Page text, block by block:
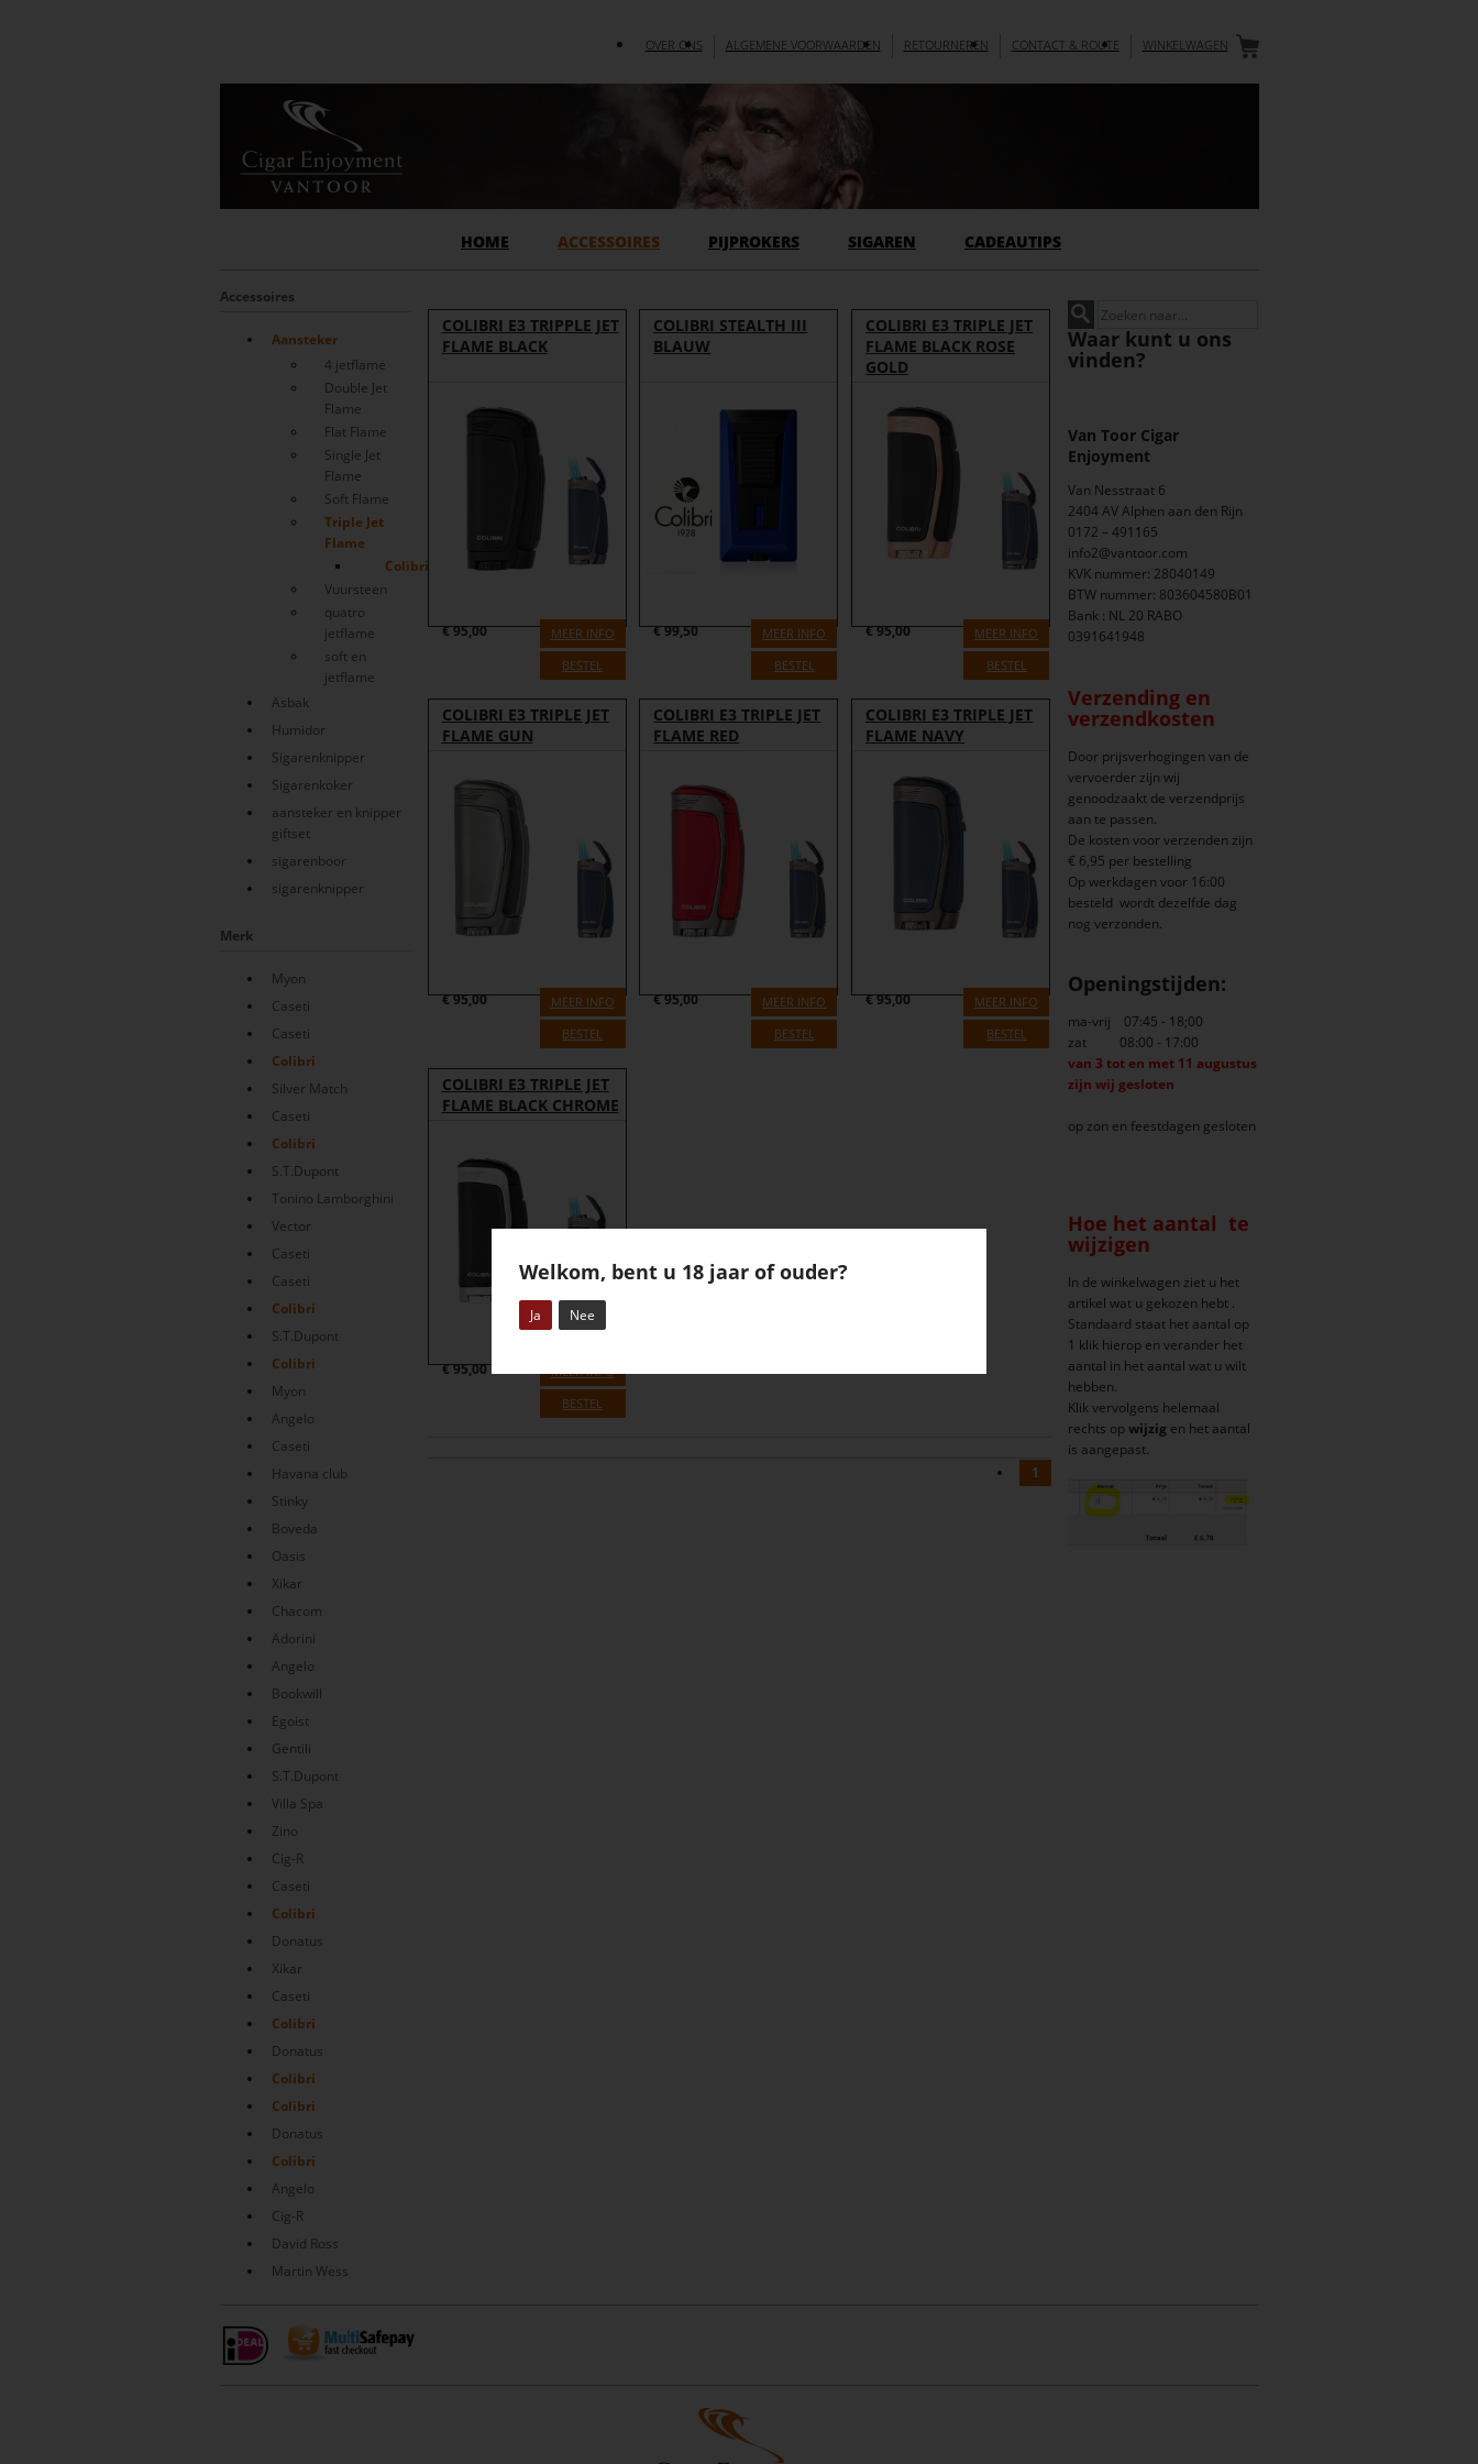
OVER ONS ALGEMENE VOORWAARDEN RETOURNEREN CONTACT & ROUTE WINKELWAGEN
HOME ACCESSOIRES PIJPROKERS SIGAREN CADEAUTIPS
Accessoires
Aansteker
4 jetflame
Double Jet
Flame
Flat Flame
Single Jet
Flame
Soft Flame
Triple Jet
Flame
Colibri
Vuursteen
quatro
jetflame
soft en
jetflame
Asbak
Humidor
Sigarenknipper
Sigarenkoker
aansteker en knipper
giftset
sigarenboor
sigarenknipper
Merk
Myon
Caseti
Caseti
Colibri
Silver Match
Caseti
Colibri
S.T.Dupont
Tonino Lamborghini
Vector
Caseti
Caseti
Colibri
S.T.Dupont
Colibri
Myon
Angelo
Caseti
Havana club
Stinky
Boveda
Oasis
Xikar
Chacom
Adorini
Angelo
Bookwill
Egoist
Gentili
S.T.Dupont
Villa Spa
Zino
Cig-R
Caseti
Colibri
Donatus
Xikar
Caseti
Colibri
Donatus
Colibri
Colibri
Donatus
Colibri
Angelo
Cig-R
David Ross
Martin Wess
COLIBRI E3 TRIPPLE JET
FLAME BLACK
€95,00
MEER INFO
BESTEL
COLIBRI STEALTH III
BLAUW
€99,50
MEER INFO
BESTEL
COLIBRI E3 TRIPLE JET
FLAME BLACK ROSE
GOLD
€95,00
MEER INFO
BESTEL
COLIBRI E3 TRIPLE JET
FLAME GUN
€95,00
MEER INFO
BESTEL
COLIBRI E3 TRIPLE JET
FLAME RED
€95,00
MEER INFO
BESTEL
COLIBRI E3 TRIPLE JET
FLAME NAVY
€95,00
MEER INFO
BESTEL
COLIBRI E3 TRIPLE JET
FLAME BLACK CHROME
€95,00
MEER INFO
BESTEL
1
Waar kunt u ons
vinden?
Van Toor Cigar
Enjoyment
Van Nesstraat 6
2404 AV Alphen aan den Rijn
0172 – 491165
info2@vantoor.com
KVK nummer: 28040149
BTW nummer: 803604580B01
Bank : NL 20 RABO
0391641948
Verzending en
verzendkosten
Door prijsverhogingen van de
vervoerder zijn wij
genoodzaakt de verzendprijs
aan te passen.
De kosten voor verzenden zijn
€ 6,95 per bestelling
Op werkdagen voor 16:00
besteld wordt dezelfde dag
nog verzonden.
Openingstijden:
ma-vrij 07:45 - 18;00
zat 08:00 - 17:00
van 3 tot en met 11 augustus
zijn wij gesloten
op zon en feestdagen gesloten
Hoe het aantal te
wijzigen
In de winkelwagen ziet u het
artikel wat u gekozen hebt .
Standaard staat het aantal op
1 klik hierop en verander het
aantal in het aantal wat u wilt
hebben.
Klik vervolgens helemaal
rechts opwijzigen het aantal
is aangepast.
Welkom, bent u 18 jaar of ouder?
Ja Nee